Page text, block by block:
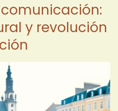
y revolución